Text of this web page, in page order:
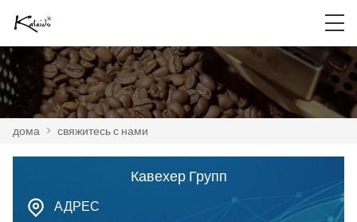
дома > свяжитесь с нами
Кавехер Групп
АДРЕС